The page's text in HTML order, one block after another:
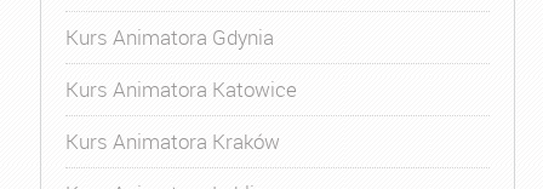
Kurs Animatora Gdynia
Kurs Animatora Katowice
Kurs Animatora Kraków